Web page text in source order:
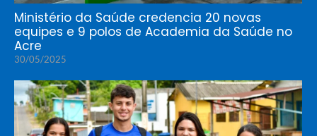
Ministério da Saúde credencia 20 novas
equipes e 9 polos de Academia da Saúde no
Acre
30/05/2025